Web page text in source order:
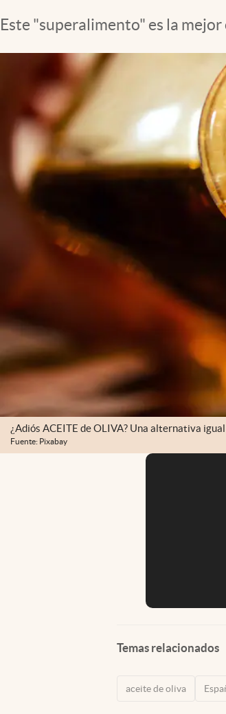
Este "superalimento" es la
¿Adiós ACEITE de OLIVA? Una alternativa
Fuente: Pixabay
Temas relacionados
aceite de oliva